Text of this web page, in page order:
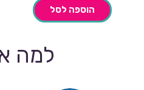
הוספה לסל
למה